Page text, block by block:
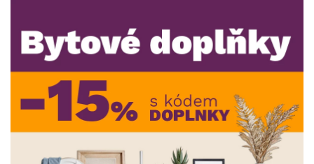
min. cm max. cm
max.
MATERIÁL
MÍSTNOST
SKLADOVOST